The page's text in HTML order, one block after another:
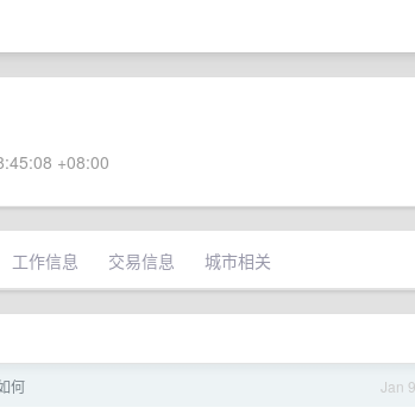
+08:00
工作信息 交易信息 城市相关
Jan 9
何